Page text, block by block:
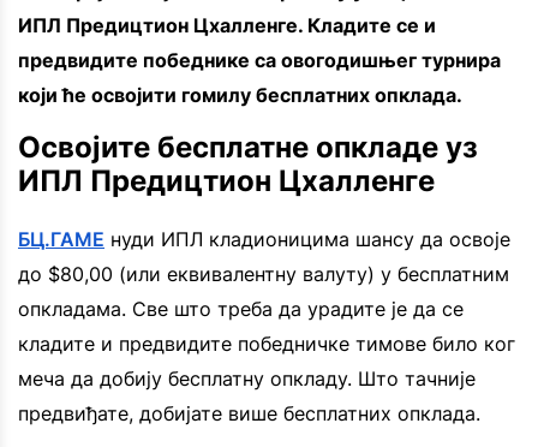
ИПЛ Предицтион Цхалленге. Кладите се и
предвидите победнике са овогодишњег турнира
који ће освојити гомилу бесплатних опклада.
Освојите бесплатне опкладе уз
ИПЛ Предицтион Цхалленге
БЦ.ГАМЕ нуди ИПЛ кладионицима шансу да освоје
до $80,00 (или еквивалентну валуту) у бесплатним
опкладама. Све што треба да урадите је да се
кладите и предвидите победничке тимове било ког
меча да добију бесплатну опкладу. Што тачније
предвиђате, добијате више бесплатних опклада.